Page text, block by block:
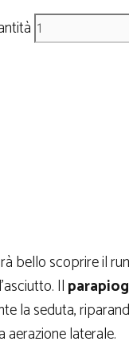
bello scoprire il
Il
la seduta,
laterale.